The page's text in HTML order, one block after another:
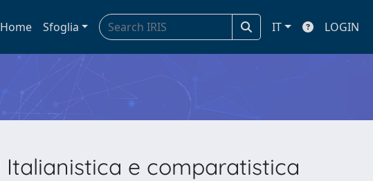
Home Sfoglia IT LOGIN
e comparatistica